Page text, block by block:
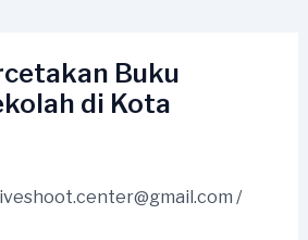
Buku
di Kota
/